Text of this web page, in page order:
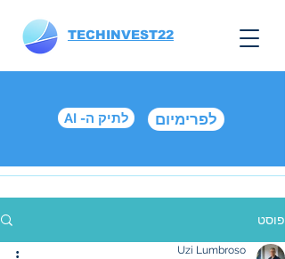
TECHINVEST22
AI -לתיק ה לפרימיום
פוסט
Uzi Lumbroso